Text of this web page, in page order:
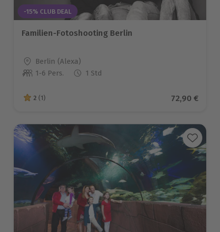
-15% CLUB DEAL
Familien-Fotoshooting Berlin
Standort
Berlin (Alexa)
Anzahl der Teilnehmer
1-6 Pers. 1 Std
2 von 5 Sternen basierend auf 1 Bewertungen
2 (1) Aktueller
72,90 €